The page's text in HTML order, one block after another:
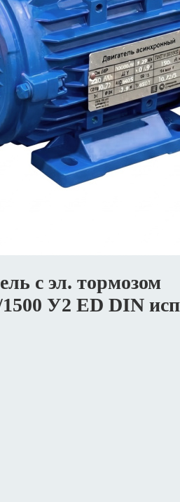
с эл. тормозом
У2 ED DIN исп